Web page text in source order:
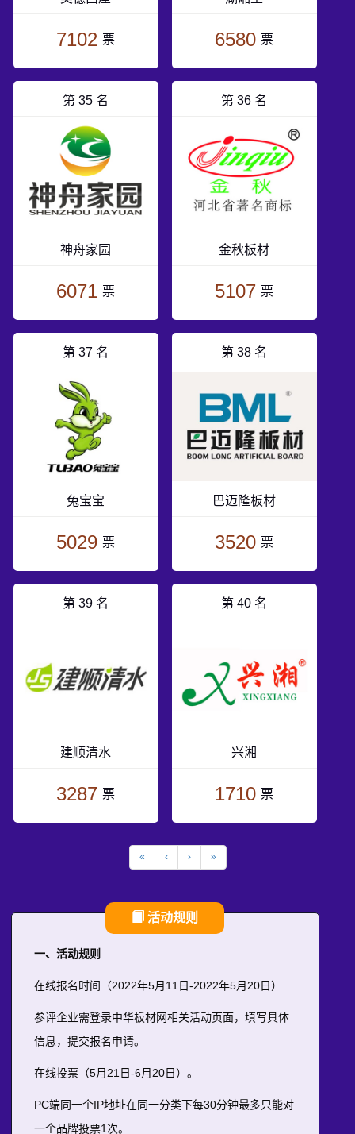
7102 票 6580 票
第 35 名
神舟家园
6071 票
第 36 名
金秋板材
5107 票
第 37 名
兔宝宝
5029 票
第 38 名
巴迈隆板材
3520 票
第 39 名
建顺清水
3287 票
第 40 名
兴湘
1710 票
« ‹ › »
活动规则
一、活动规则
在线报名时间（2022年5月11日-2022年5月20日）
参评企业需登录中华板材网相关活动页面，填写具体
信息，提交报名申请。
在线投票（5月21日-6月20日）。
PC端同一个IP地址在同一分类下每30分钟最多只能对
一个品牌投票1次。